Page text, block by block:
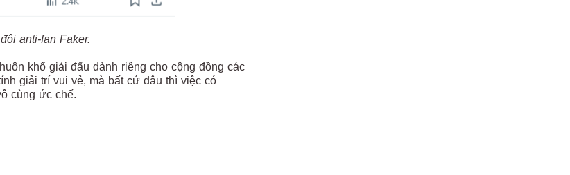
anti-fan Faker.
khổ giải đấu dành riêng cho cộng đồng các
giải trí vui vẻ, mà bất cứ đâu thì việc có
cùng ức chế.